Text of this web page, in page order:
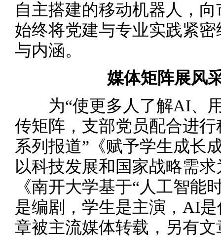
自主搭建的移动机器人，
始终将党建与专业实践紧
与内涵。
媒体矩阵展风
为“使更多人了解AI、用
传矩阵，支部党员配合进
系列报道”《赋予学生成
以科技发展和国家战略需
《南开大学基于“人工智能
是编剧，学生是主演，AI
章被主流媒体转载，另有